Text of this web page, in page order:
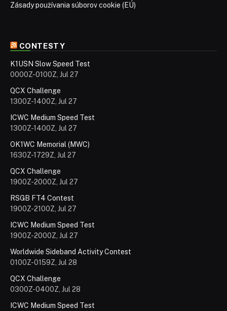
Zásady používania súborov cookie (EÚ)
CONTESTY
K1USN Slow Speed Test
0000Z-0100Z, Jul 27
QCX Challenge
1300Z-1400Z, Jul 27
ICWC Medium Speed Test
1300Z-1400Z, Jul 27
OK1WC Memorial (MWC)
1630Z-1729Z, Jul 27
QCX Challenge
1900Z-2000Z, Jul 27
RSGB FT4 Contest
1900Z-2100Z, Jul 27
ICWC Medium Speed Test
1900Z-2000Z, Jul 27
Worldwide Sideband Activity Contest
0100Z-0159Z, Jul 28
QCX Challenge
0300Z-0400Z, Jul 28
ICWC Medium Speed Test